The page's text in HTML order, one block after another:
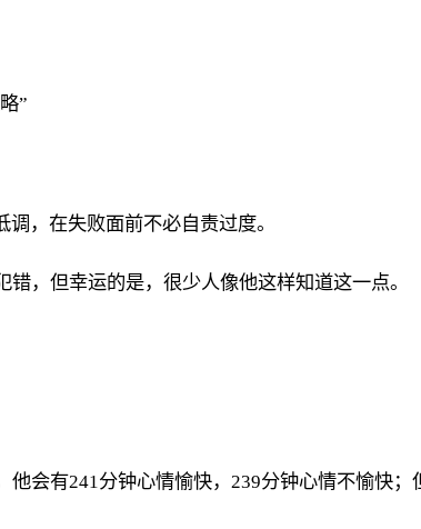
”
，在失败面前不必自责过度。
，但幸运的是，很少人像他这样知道这一点。
会有241分钟心情愉快，239分钟心情不愉快